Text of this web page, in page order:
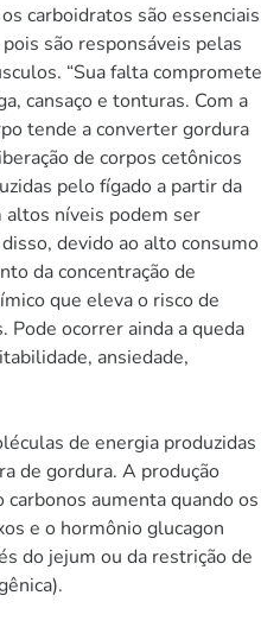
carboidratos são essenciais
são responsáveis pelas
“Sua falta compromete
cansaço e tonturas. Com a
tende a converter gordura
de corpos cetônicos
pelo fígado a partir da
altos níveis podem ser
devido ao alto consumo
da concentração de
que eleva o risco de
Pode ocorrer ainda a queda
ansiedade,
de energia produzidas
de gordura. A produção
aumenta quando os
e o hormônio glucagon
do jejum ou da restrição de